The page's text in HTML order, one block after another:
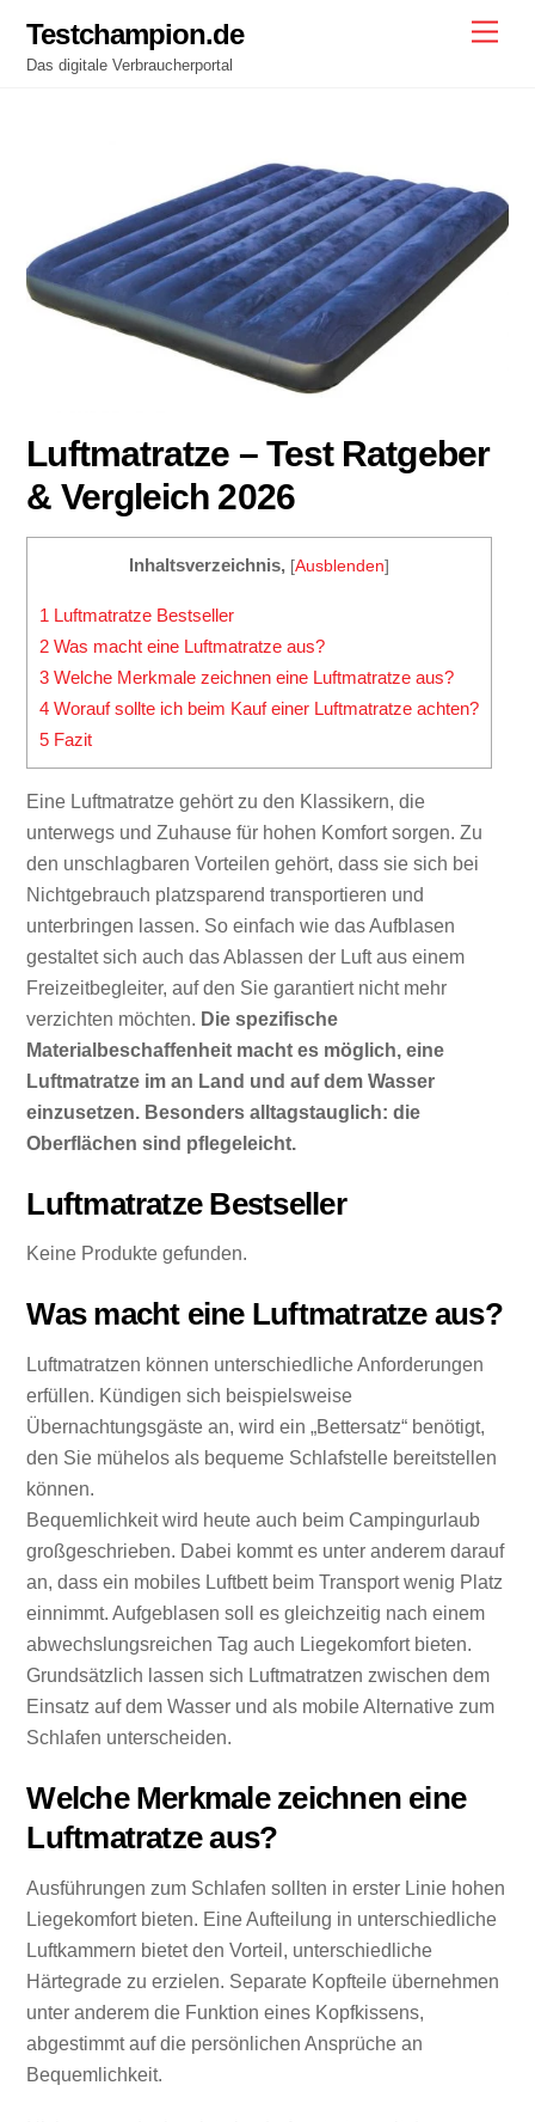
content
Testchampion.de
Das digitale Verbraucherportal
Luftmatratze – Test Ratgeber
& Vergleich 2026
Inhaltsverzeichnis, [Ausblenden]
1 Luftmatratze Bestseller
2 Was macht eine Luftmatratze aus?
3 Welche Merkmale zeichnen eine Luftmatratze aus?
4 Worauf sollte ich beim Kauf einer Luftmatratze achten?
5 Fazit
Eine Luftmatratze gehört zu den Klassikern, die
unterwegs und Zuhause für hohen Komfort sorgen. Zu
den unschlagbaren Vorteilen gehört, dass sie sich bei
Nichtgebrauch platzsparend transportieren und
unterbringen lassen. So einfach wie das Aufblasen
gestaltet sich auch das Ablassen der Luft aus einem
Freizeitbegleiter, auf den Sie garantiert nicht mehr
verzichten möchten. Die spezifische
Materialbeschaffenheit macht es möglich, eine
Luftmatratze im an Land und auf dem Wasser
einzusetzen. Besonders alltagstauglich: die
Oberflächen sind pflegeleicht.
Luftmatratze Bestseller
Keine Produkte gefunden.
Was macht eine Luftmatratze aus?
Luftmatratzen können unterschiedliche Anforderungen
erfüllen. Kündigen sich beispielsweise
Übernachtungsgäste an, wird ein „Bettersatz“ benötigt,
den Sie mühelos als bequeme Schlafstelle bereitstellen
können.
Bequemlichkeit wird heute auch beim Campingurlaub
großgeschrieben. Dabei kommt es unter anderem darauf
an, dass ein mobiles Luftbett beim Transport wenig Platz
einnimmt. Aufgeblasen soll es gleichzeitig nach einem
abwechslungsreichen Tag auch Liegekomfort bieten.
Grundsätzlich lassen sich Luftmatratzen zwischen dem
Einsatz auf dem Wasser und als mobile Alternative zum
Schlafen unterscheiden.
Welche Merkmale zeichnen eine
Luftmatratze aus?
Ausführungen zum Schlafen sollten in erster Linie hohen
Liegekomfort bieten. Eine Aufteilung in unterschiedliche
Luftkammern bietet den Vorteil, unterschiedliche
Härtegrade zu erzielen. Separate Kopfteile übernehmen
unter anderem die Funktion eines Kopfkissens,
abgestimmt auf die persönlichen Ansprüche an
Bequemlichkeit.